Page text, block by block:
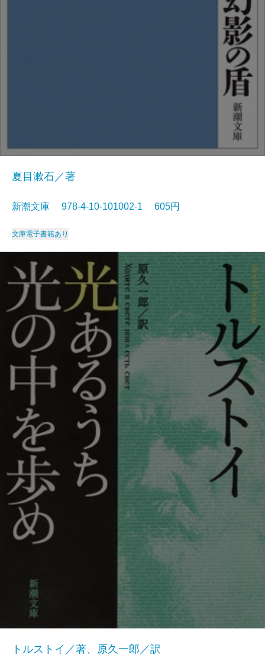
夏目漱石／著
新潮文庫 978-4-10-101002-1 605円
文庫電子書籍あり
トルストイ／著、原久一郎／訳